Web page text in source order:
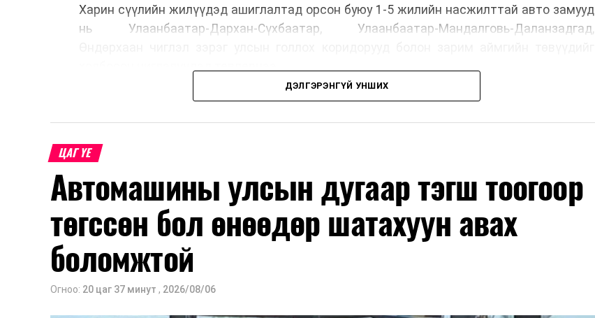
Харин сүүлийн жилүүдэд ашиглалтад орсон буюу 1-5 жилийн насжилттай авто замууд
нь Улаанбаатар-Дархан-Сүхбаатар, Улаанбаатар-Мандалговь-Даланзадгад,
Авто замын насжилтыг тогтмол үнэлж, их засвар, ээлжит засвар арчлалтын ажлыг
төлөвлөхөд чухал ач холбогдолтойг албаныхан хэлж байна
ДЭЛГЭРЭНГҮЙ УНШИХ
ЦАГ ҮЕ
Автомашины улсын дугаар тэгш тоогоор
төгссөн бол өнөөдөр шатахуун авах
боломжтой
Огноо: 20 цаг 37 минут , 2026/08/06